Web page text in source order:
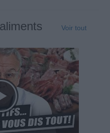
Voir tout